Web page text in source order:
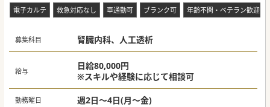
電子カルテ 救急対応なし 車通勤可 ブランク可 年齢不問・ベテラン歓迎
募集科目 腎臓内科、人工透析
給与
日給80,000円
※スキルや経験に応じて相談可
勤務曜日 週2日～4日(月～金)